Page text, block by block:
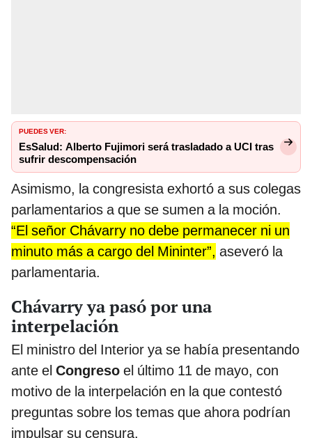
PUEDES VER:
EsSalud: Alberto Fujimori será trasladado a UCI tras
sufrir descompensación
Asimismo, la congresista exhortó a sus colegas
parlamentarios a que se sumen a la moción.
“El señor Chávarry no debe permanecer ni un
minuto más a cargo del Mininter”, aseveró la
parlamentaria.
Chávarry ya pasó por una
interpelación
El ministro del Interior ya se había presentando
ante el Congreso el último 11 de mayo, con
motivo de la interpelación en la que contestó
preguntas sobre los temas que ahora podrían
impulsar su censura.